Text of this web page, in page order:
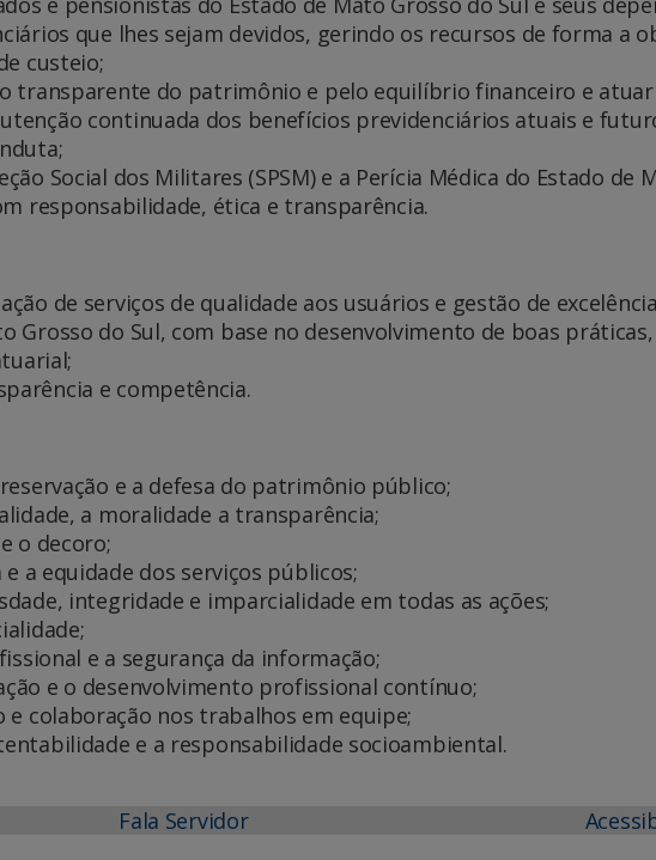
que lhes sejam devidos, gerindo os recursos de forma a
custeio;
transparente do patrimônio e pelo equilíbrio financeiro e
continuada dos benefícios previdenciários atuais e
Social dos Militares (SPSM) e a Perícia Médica do Estado de
responsabilidade, ética e transparência.
de serviços de qualidade aos usuários e gestão de
Grosso do Sul, com base no desenvolvimento de boas
e competência.
e a defesa do patrimônio público;
a moralidade a transparência;
o decoro;
a equidade dos serviços públicos;
integridade e imparcialidade em todas as ações;
e a segurança da informação;
e o desenvolvimento profissional contínuo;
colaboração nos trabalhos em equipe;
e a responsabilidade socioambiental.
Fala Servidor